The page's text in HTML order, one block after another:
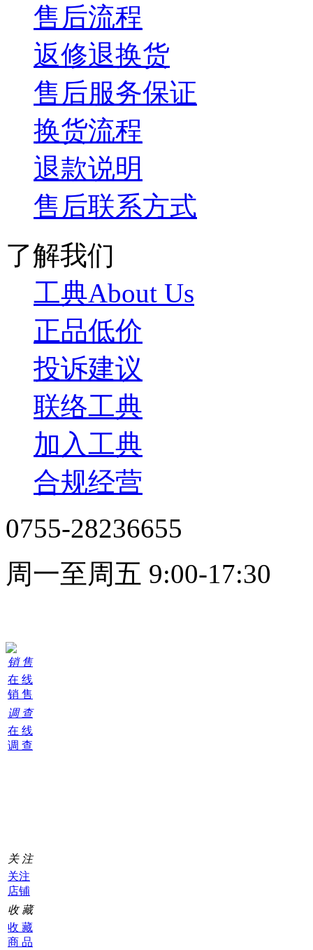
售后流程
返修退换货
售后服务保证
换货流程
退款说明
售后联系方式
了解我们
工典About Us
正品低价
投诉建议
联络工典
加入工典
合规经营
0755-28236655
周一至周五 9:00-17:30
销 售
在 线
销 售
调 查
在 线
调 查
关 注
关注
店铺
收 藏
收 藏
商 品